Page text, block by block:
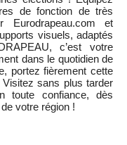
de fonction de très
Eurodrapeau.com et
visuels, adaptés
c’est votre
dans le quotidien de
portez fièrement cette
sans plus tarder
toute confiance, dès
votre région !